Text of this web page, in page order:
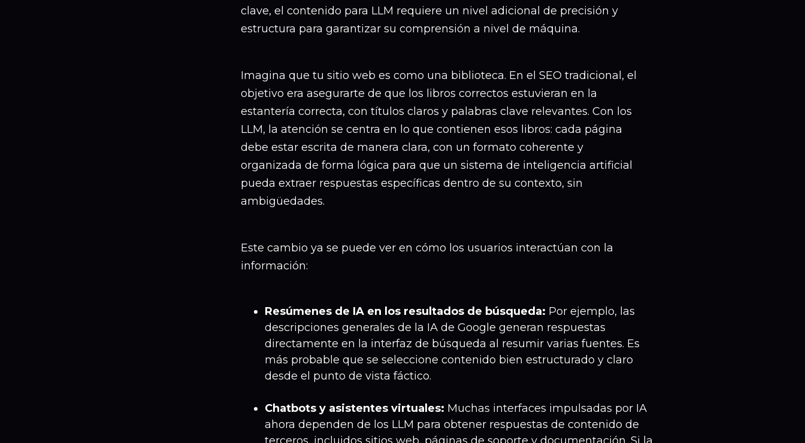
clave, el contenido para LLM requiere un nivel adicional de precisión y
estructura para garantizar su comprensión a nivel de máquina.
Imagina que tu sitio web es como una biblioteca. En el SEO tradicional, el
objetivo era asegurarte de que los libros correctos estuvieran en la
estantería correcta, con títulos claros y palabras clave relevantes. Con los
LLM, la atención se centra en lo que contienen esos libros: cada página
debe estar escrita de manera clara, con un formato coherente y
organizada de forma lógica para que un sistema de inteligencia artificial
pueda extraer respuestas específicas dentro de su contexto, sin
ambigüedades.
Este cambio ya se puede ver en cómo los usuarios interactúan con la
información:
Resúmenes de IA en los resultados de búsqueda: Por ejemplo, las
descripciones generales de la IA de Google generan respuestas
directamente en la interfaz de búsqueda al resumir varias fuentes. Es
más probable que se seleccione contenido bien estructurado y claro
desde el punto de vista fáctico.
Chatbots y asistentes virtuales: Muchas interfaces impulsadas por IA
ahora dependen de los LLM para obtener respuestas de contenido de